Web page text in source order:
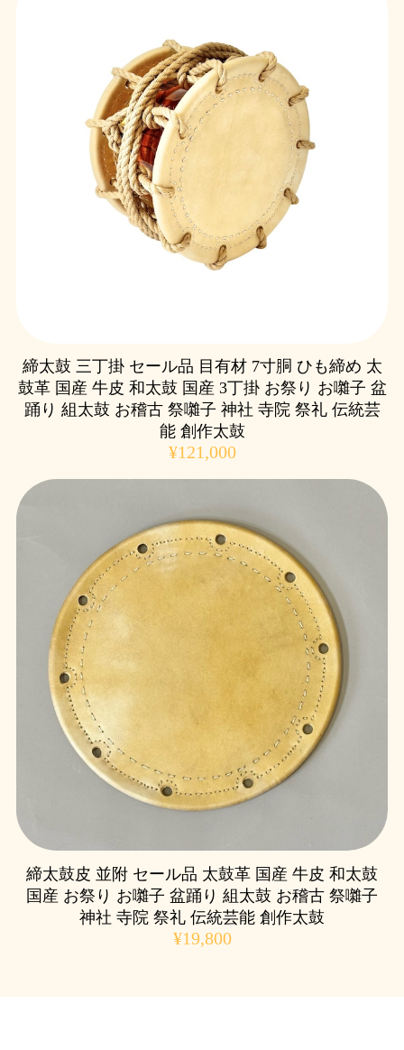
締太鼓 三丁掛 セール品 目有材 7寸胴 ひも締め 太
鼓革 国産 牛皮 和太鼓 国産 3丁掛 お祭り お囃子 盆
踊り 組太鼓 お稽古 祭囃子 神社 寺院 祭礼 伝統芸
能 創作太鼓
¥121,000
締太鼓皮 並附 セール品 太鼓革 国産 牛皮 和太鼓
国産 お祭り お囃子 盆踊り 組太鼓 お稽古 祭囃子
神社 寺院 祭礼 伝統芸能 創作太鼓
¥19,800